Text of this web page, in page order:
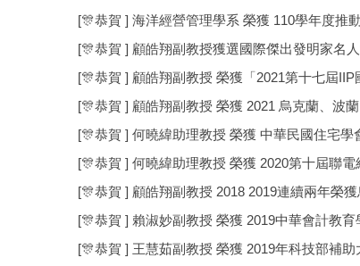
[🎊恭賀 ] 海洋經營管理學系 榮獲 110學年度推
[🎊恭賀 ] 顧皓翔副教授獲選國際傑出發明家名
[🎊恭賀 ] 顧皓翔副教授 榮獲「2021第十七屆
[🎊恭賀 ] 顧皓翔副教授 榮獲 2021 烏克蘭、波
[🎊恭賀 ] 何曉緯助理教授 榮獲 中華民國住宅學
[🎊恭賀 ] 何曉緯助理教授 榮獲 2020第十屆聯電
[🎊恭賀 ] 顧皓翔副教授 2018 2019連續兩年榮
[🎊恭賀 ] 賴淑妙副教授 榮獲 2019中華會計教育
[🎊恭賀 ] 王慧茹副教授 榮獲 2019年科技部補助